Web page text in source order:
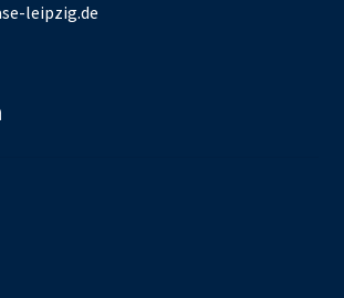
leipzig.de